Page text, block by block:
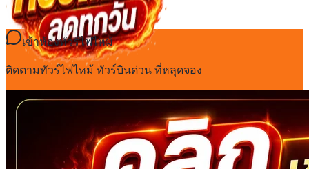
เข้าห้องทัวร์ไฟไหม้
ติดตามทัวร์ไฟไหม้ ทัวร์บินด่วน ที่หลุดจอง